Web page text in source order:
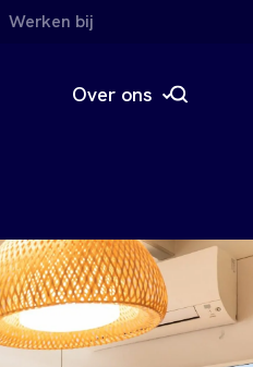
Werken bij
Over ons